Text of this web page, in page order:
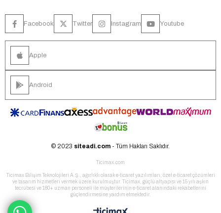
Facebook Twitter Instagram Youtube
Apple
Android
© 2023 siteadi.com - Tüm Hakları Saklıdır.
Ticimax.com
Ticimax Bilişim Teknolojileri A.Ş., ağırlıklı olarak e-ticaret yazılımları, özel e-ticaret çözümleri
ve tasarım hizmetleri vermek üzere kurulmuştur. Ticimax, güçlü altyapısı ve 15 yılı aşkın
tecrübesi ve 180+ uzman personeli ile müşterilerinin e-ticaret alanındaki rekabetlerini
güçlendirmesine yardım etmektedir.